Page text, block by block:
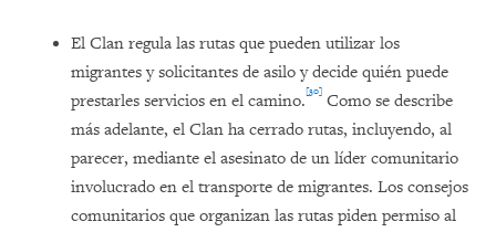
El Clan regula las rutas que pueden utilizar los
migrantes y solicitantes de asilo y decide quién puede
prestarles servicios en el camino.[30] Como se describe
más adelante, el Clan ha cerrado rutas, incluyendo, al
parecer, mediante el asesinato de un líder comunitario
involucrado en el transporte de migrantes. Los consejos
comunitarios que organizan las rutas piden permiso al